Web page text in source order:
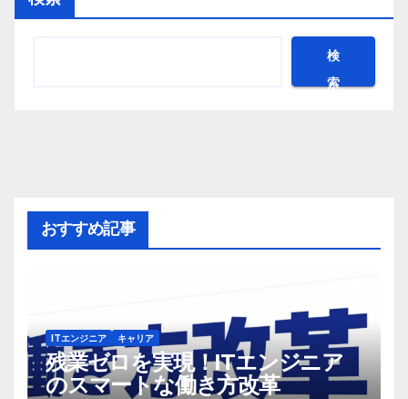
検
索
おすすめ記事
ITエンジニア キャリア
残業ゼロを実現！ITエンジニア
のスマートな働き方改革